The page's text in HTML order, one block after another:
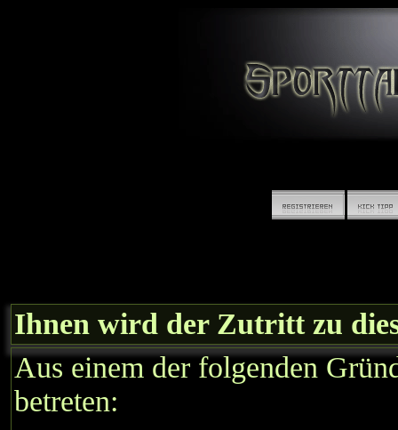
Ihnen wird der Zutritt zu
Aus einem der folgenden
betreten: